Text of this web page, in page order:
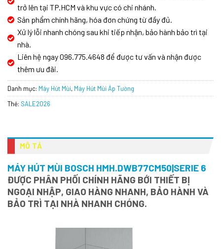
trở lên tại TP.HCM và khu vực có chi nhánh.
Sản phẩm chính hãng, hóa đơn chứng từ đầy đủ.
Xử lý lỗi nhanh chóng sau khi tiếp nhận, bảo hành bảo trì tại
nhà.
Liên hệ ngay 096.775.4648 để được tư vấn và nhận được
thêm ưu đãi.
Danh mục: Máy Hút Mùi, Máy Hút Mùi Áp Tường
Thẻ: SALE2026
MÔ TẢ
MÁY HÚT MÙI BOSCH HMH.DWB77CM50|SERIE 6
ĐƯỢC PHÂN PHỐI CHÍNH HÃNG BỚI THIẾT BỊ
NGOẠI NHẬP, GIAO HÀNG NHANH, BẢO HÀNH VÀ
BẢO TRÌ TẠI NHÀ NHANH CHÓNG.